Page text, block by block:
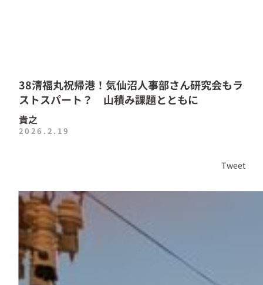
38清福丸祝帰港！気仙沼人事部さん研究会もラ
ストスパート？ 山積み課題とともに
貴之
2026.2.19
Tweet